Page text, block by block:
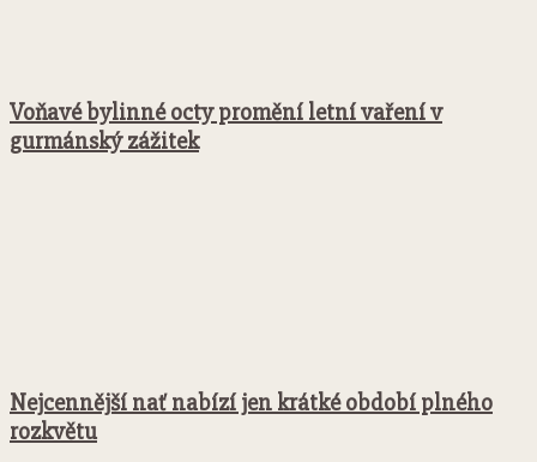
Voňavé bylinné octy promění letní vaření v
gurmánský zážitek
Nejcennější nať nabízí jen krátké období plného
rozkvětu